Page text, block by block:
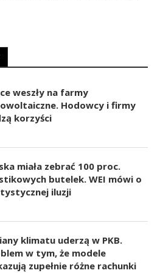
weszły na farmy
Hodowcy i firmy
korzyści
miała zebrać 100 proc.
butelek. WEI mówi o
iluzji
klimatu uderzą w PKB.
w tym, że modele
zupełnie różne rachunki